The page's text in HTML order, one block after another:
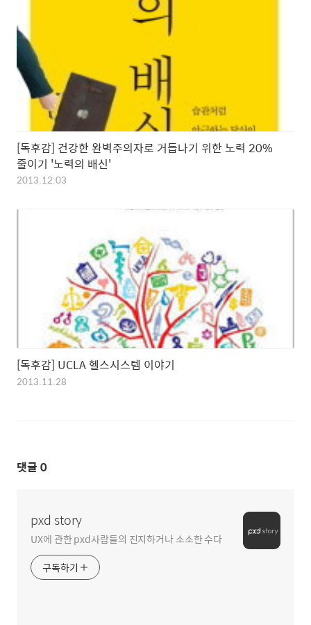
[독후감] 건강한 완벽주의자로 거듭나기 위한 노력 20%
줄이기 '노력의 배신'
2013.12.03
[독후감] UCLA 헬스시스템 이야기
2013.11.28
댓글 0
pxd story
UX에 관한 pxd사람들의 진지하거나 소소한 수다
구독하기